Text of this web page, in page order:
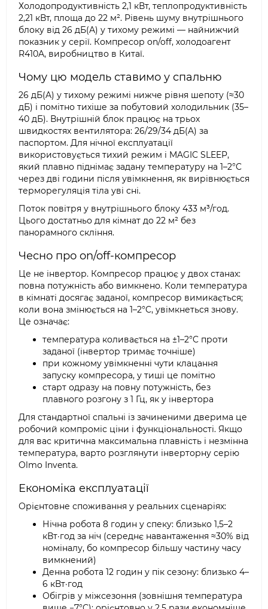
Холодопродуктивність 2,1 кВт, теплопродуктивність
2,21 кВт, площа до 22 м². Рівень шуму внутрішнього
блоку від 26 дБ(A) у тихому режимі — найнижчий
показник у серії. Компресор on/off, холодоагент
R410A, виробництво в Китаї.
Чому цю модель ставимо у спальню
26 дБ(A) у тихому режимі нижче рівня шепоту (≈30
дБ) і помітно тихіше за побутовий холодильник (35–
40 дБ). Внутрішній блок працює на трьох
швидкостях вентилятора: 26/29/34 дБ(A) за
паспортом. Для нічної експлуатації
використовується тихий режим і MAGIC SLEEP,
який плавно піднімає задану температуру на 1–2°C
через дві години після увімкнення, як вирівнюється
терморегуляція тіла уві сні.
Поток повітря у внутрішнього блоку 433 м³/год.
Цього достатньо для кімнат до 22 м² без
панорамного скління.
Чесно про on/off-компресор
Це не інвертор. Компресор працює у двох станах:
повна потужність або вимкнено. Коли температура
в кімнаті досягає заданої, компресор вимикається;
коли вона змінюється на 1–2°C, увімкнеться знову.
Це означає:
температура коливається на ±1–2°C проти
заданої (інвертор тримає точніше)
при кожному увімкненні чути клацання
запуску компресора, у тиші це помітно
старт одразу на повну потужність, без
плавного розгону з 1 Гц, як у інвертора
Для стандартної спальні із зачиненими дверима це
робочий компроміс ціни і функціональності. Якщо
для вас критична максимальна плавність і незмінна
температура, варто розглянути інверторну серію
Olmo Inventa.
Економіка експлуатації
Орієнтовне споживання у реальних сценаріях:
Нічна робота 8 годин у спеку: близько 1,5–2
кВт·год за ніч (середнє навантаження ≈30% від
номіналу, бо компресор більшу частину часу
вимкнений)
Денна робота 12 годин у пік сезону: близько 4–
6 кВт·год
Обігрів у міжсезоння (зовнішня температура